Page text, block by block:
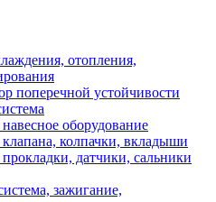
отопления,
поперечной устойчивости
оборудование
клапана, колпачки, вкладыши
датчики, сальники
зажигание,